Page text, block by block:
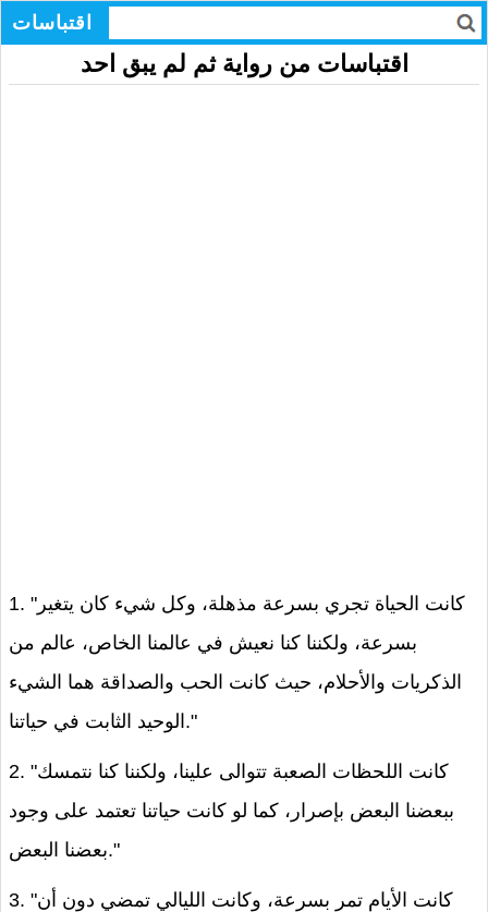
اقتباسات
اقتباسات من رواية ثم لم يبق احد
1. "كانت الحياة تجري بسرعة مذهلة، وكل شيء كان يتغير
بسرعة، ولكننا كنا نعيش في عالمنا الخاص، عالم من
الذكريات والأحلام، حيث كانت الحب والصداقة هما الشيء
الوحيد الثابت في حياتنا."
2. "كانت اللحظات الصعبة تتوالى علينا، ولكننا كنا نتمسك
ببعضنا البعض بإصرار، كما لو كانت حياتنا تعتمد على وجود
بعضنا البعض."
3. "كانت الأيام تمر بسرعة، وكانت الليالي تمضي دون أن